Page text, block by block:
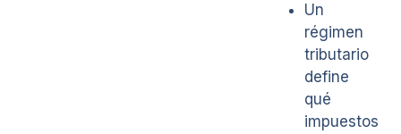
Un
régimen
tributario
define
qué
impuestos